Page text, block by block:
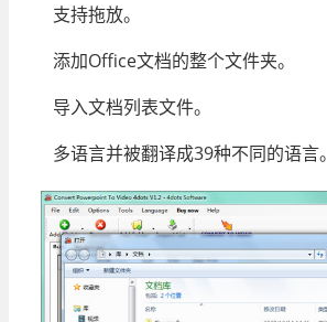
支持拖放。
添加Office文档的整个文件夹。
导入文档列表文件。
多语言并被翻译成39种不同的语言。